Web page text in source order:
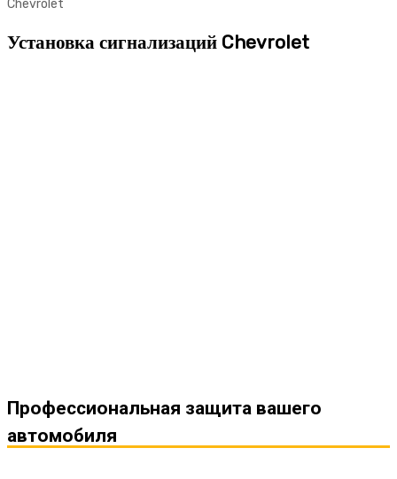
Chevrolet
Установка сигнализаций Chevrolet
Профессиональная защита вашего
автомобиля